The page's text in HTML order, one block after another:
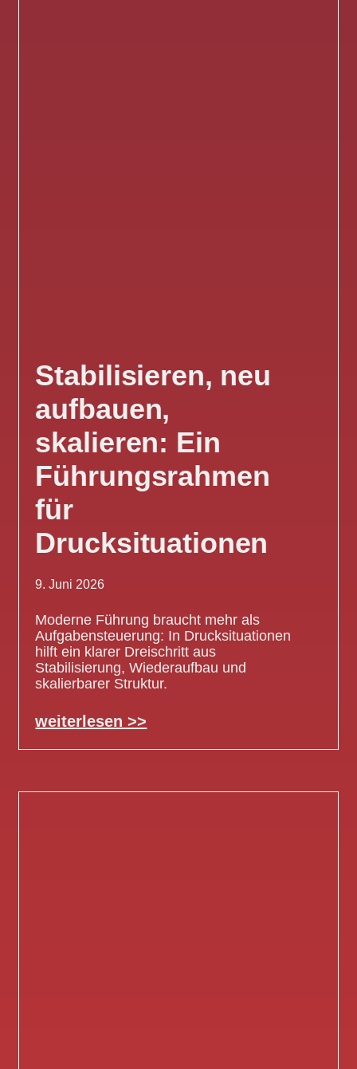
Stabilisieren, neu
aufbauen,
skalieren: Ein
Führungsrahmen
für
Drucksituationen
9. Juni 2026
Moderne Führung braucht mehr als
Aufgabensteuerung: In Drucksituationen
hilft ein klarer Dreischritt aus
Stabilisierung, Wiederaufbau und
skalierbarer Struktur.
weiterlesen >>